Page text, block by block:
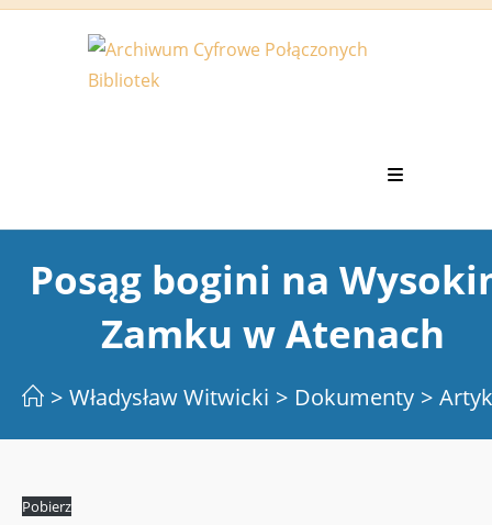
Koniec
Posąg bogini na
Zamku w Atenach
> Władysław Witwicki > Dokumenty >
Pobierz